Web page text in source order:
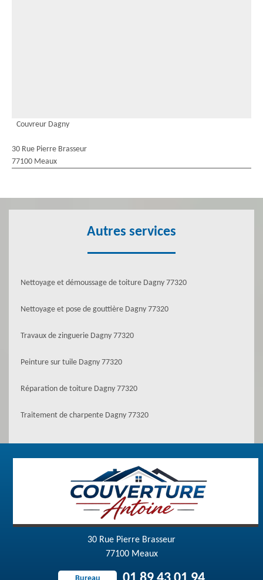
Couvreur Dagny
30 Rue Pierre Brasseur
77100 Meaux
Autres services
Nettoyage et démoussage de toiture Dagny 77320
Nettoyage et pose de gouttière Dagny 77320
Travaux de zinguerie Dagny 77320
Peinture sur tuile Dagny 77320
Réparation de toiture Dagny 77320
Traitement de charpente Dagny 77320
30 Rue Pierre Brasseur
77100 Meaux